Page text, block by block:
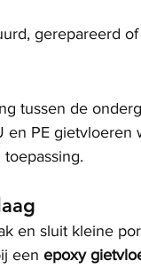
gerepareerd
tussen de
PE gietvloeren
en sluit kleine
een epoxy